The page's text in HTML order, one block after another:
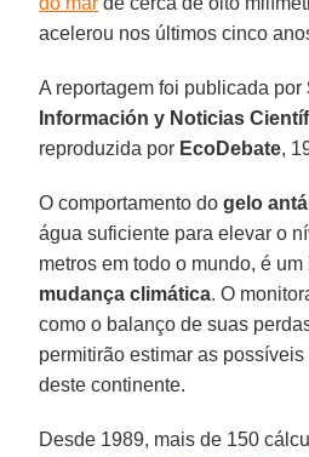
acelerou nos últimos cinco
A reportagem foi publicada por
Información y Noticias
reproduzida por EcoDebate,
O comportamento dogelo
água suficiente para elevar o
metros em todo o mundo, é
mudança climática. O
como o balanço de suas
permitirão estimar as
deste continente.
Desde 1989, mais de 150